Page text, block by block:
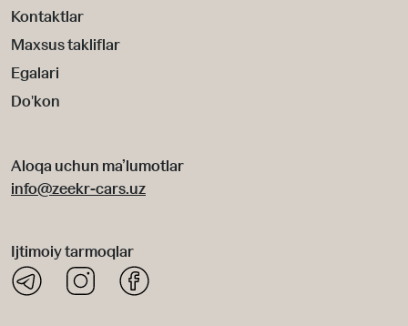
Kontaktlar
Maxsus takliflar
Egalari
Do'kon
Aloqa uchun ma’lumotlar
info@zeekr-cars.uz
Ijtimoiy tarmoqlar